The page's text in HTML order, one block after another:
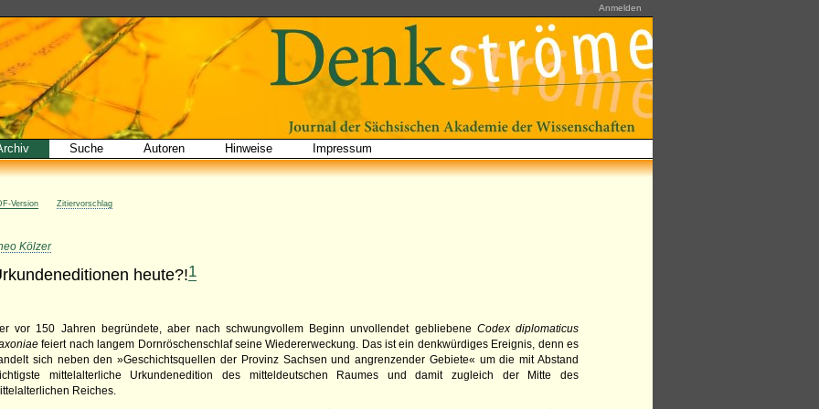
Anmelden
Suche Autoren Hinweise Impressum
Version Zitiervorschlag
Kölzer
heute?!1
vor 150 Jahren begründete, aber nach schwungvollem Beginn unvollendet gebliebene Codex diplomaticus
feiert nach langem Dornröschenschlaf seine Wiedererweckung. Das ist ein denkwürdiges Ereignis, denn es
sich neben den »Geschichtsquellen der Provinz Sachsen und angrenzender Gebiete« um die mit Abstand
mittelalterliche Urkundenedition des mitteldeutschen Raumes und damit zugleich der Mitte des
Reiches.